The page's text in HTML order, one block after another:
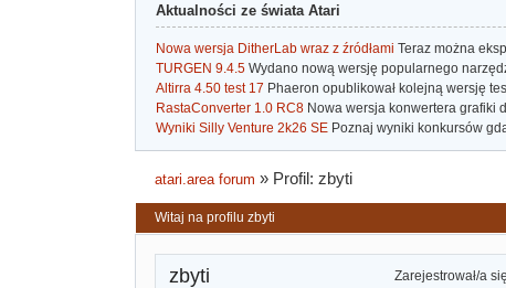
Aktualności ze świata Atari
Nowa wersja DitherLab wraz z źródłami Teraz można
TURGEN 9.4.5 Wydano nową wersję popularnego
Altirra 4.50 test 17 Phaeron opublikował kolejną wersję
RastaConverter 1.0 RC8 Nowa wersja konwertera grafiki
Wyniki Silly Venture 2k26 SE Poznaj wyniki konkursów
atari.area forum » Profil: zbyti
Witaj na profilu zbyti
zbyti Zarejestrował/a